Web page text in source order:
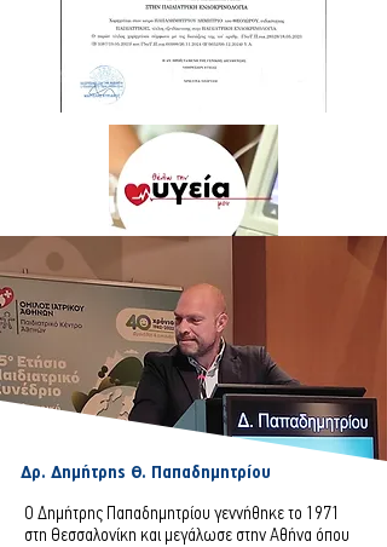
Δρ. Δημήτρης Θ. Παπαδημητρίου
Ο Δημήτρης Παπαδημητρίου γεννήθηκε το 1971
στη Θεσσαλονίκη και μεγάλωσε στην Αθήνα όπου